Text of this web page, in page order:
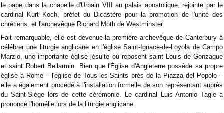
le pape dans la chapelle d'Urbain VIII au palais apostolique, rejointe par le
cardinal Kurt Koch, préfet du Dicastère pour la promotion de l'unité des
chrétiens, et l'archevêque Richard Moth de Westminster.
Fait remarquable, elle est devenue la première archevêque de Canterbury à
célébrer une liturgie anglicane en l'église Saint-Ignace-de-Loyola de Campo
Marzio, une importante église jésuite où reposent saint Louis de Gonzague
et saint Robert Bellarmin. Bien que l'Église d'Angleterre possède sa propre
église à Rome – l'église de Tous-les-Saints près de la Piazza del Popolo –
elle a également procédé à l'installation formelle de son représentant auprès
du Saint-Siège lors de cette cérémonie. Le cardinal Luis Antonio Tagle a
prononcé l'homélie lors de la liturgie anglicane.